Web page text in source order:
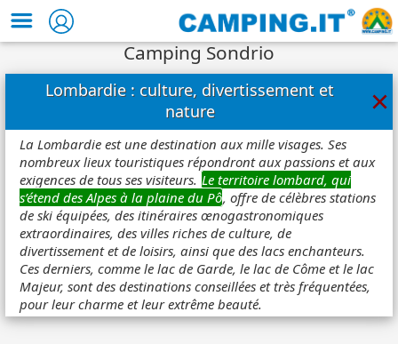
Camping Sondrio
Lombardie : culture, divertissement et
nature
×
La Lombardie est une destination aux mille visages. Ses
nombreux lieux touristiques répondront aux passions et aux
exigences de tous ses visiteurs. Le territoire lombard, qui
s’étend des Alpes à la plaine du Pô, offre de célèbres stations
de ski équipées, des itinéraires œnogastronomiques
extraordinaires, des villes riches de culture, de
divertissement et de loisirs, ainsi que des lacs enchanteurs.
Ces derniers, comme le lac de Garde, le lac de Côme et le lac
Majeur, sont des destinations conseillées et très fréquentées,
pour leur charme et leur extrême beauté.